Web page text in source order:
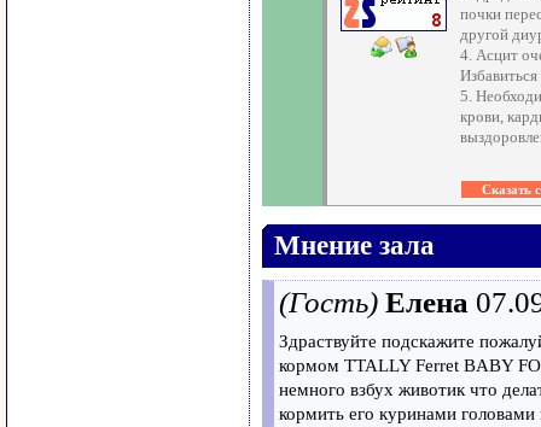
почки
другой
4. Асцит
5.
крови,
Мнение зала
(Гость) Елена
Здраствуйте подскажите
кормом TTALLY Ferret BABY
немного взбух животик что
кормить его куринами